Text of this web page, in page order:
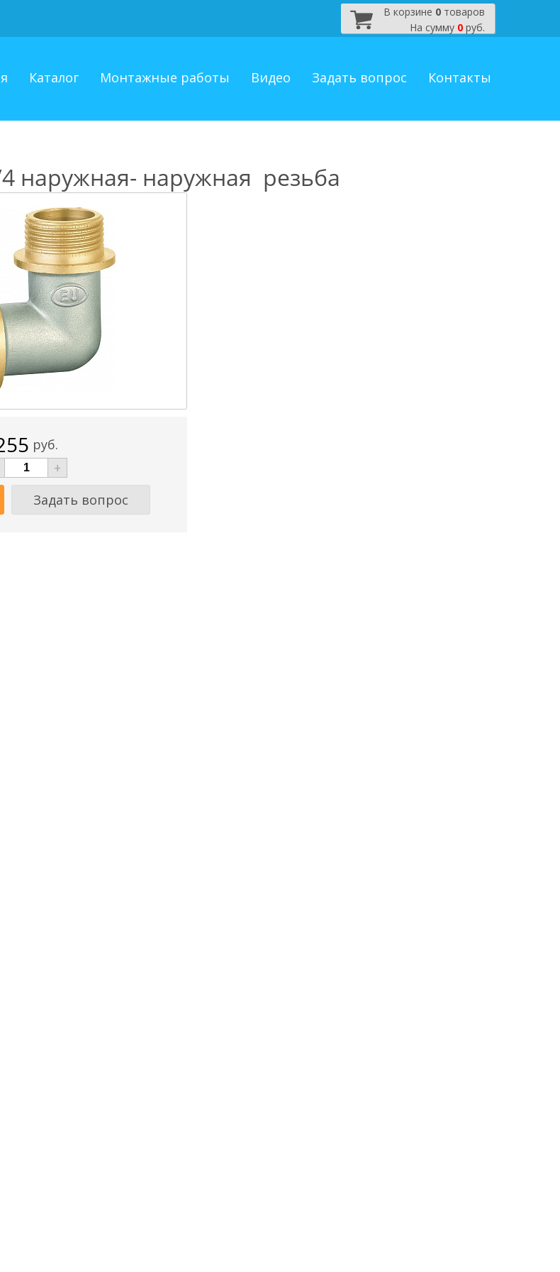
В корзине 0 товаров
На сумму 0 руб.
Каталог Монтажные работы Видео Задать вопрос Контакты
наружная- наружная резьба
руб.
+
Задать вопрос